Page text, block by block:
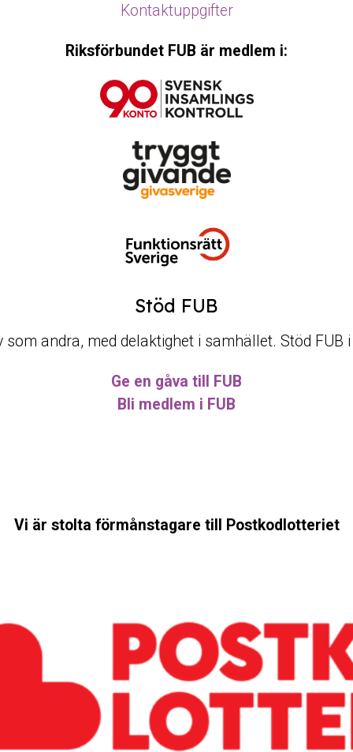
Kontaktuppgifter
Riksförbundet FUB är medlem i:
Stöd FUB
som andra, med delaktighet i samhället. Stöd FUB
Ge en gåva till FUB
Bli medlem i FUB
Vi är stolta förmånstagare till Postkodlotteriet